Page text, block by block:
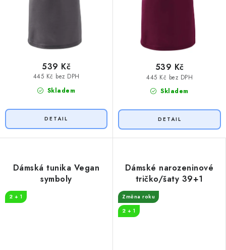
Skladem
445 Kč bez DPH
539 Kč
Skladem
445 Kč bez DPH
539 Kč
Dámská tunika Vegan
symboly
2 + 1
Dámské narozeninové
tričko/šaty 39+1
Změna roku
2 + 1